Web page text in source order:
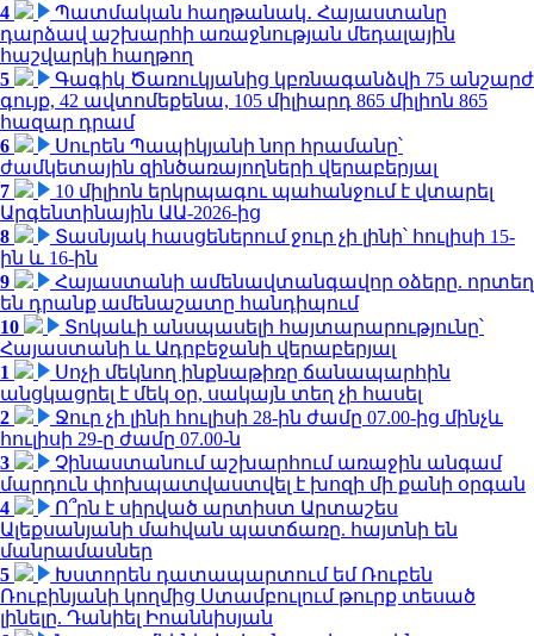
4
Պատմական հաղթանակ․ Հայաստանը
դարձավ աշխարհի առաջնության մեդալային
հաշվարկի հաղթող
5
Գագիկ Ծառուկյանից կբռնագանձվի 75 անշարժ
գույք, 42 ավտոմեքենա, 105 միլիարդ 865 միլիոն 865
հազար դրամ
6
Սուրեն Պապիկյանի նոր հրամանը՝
ժամկետային զինծառայողների վերաբերյալ
7
10 միլիոն երկրպագու պահանջում է վտարել
Արգենտինային ԱԱ-2026-ից
8
Տասնյակ հասցեներում ջուր չի լինի՝ հուլիսի 15-
ին և 16-ին
9
Հայաստանի ամենավտանգավոր օձերը. որտեղ
են դրանք ամենաշատը հանդիպում
10
Տոկաևի անսպասելի հայտարարությունը՝
Հայաստանի և Ադրբեջանի վերաբերյալ
1
Սոչի մեկնող ինքնաթիռը ճանապարհին
անցկացրել է մեկ օր, սակայն տեղ չի հասել
2
Ջուր չի լինի հուլիսի 28-ին ժամը 07.00-ից մինչև
հուլիսի 29-ը ժամը 07.00-ն
3
Չինաստանում աշխարհում առաջին անգամ
մարդուն փոխպատվաստվել է խոզի մի քանի օրգան
4
Ո՞րն է սիրված արտիստ Արտաշես
Ալեքսանյանի մահվան պատճառը. հայտնի են
մանրամասներ
5
Խստորեն դատապարտում եմ Ռուբեն
Ռուբինյանի կողմից Ստամբուլում թուրք տեսած
լինելը. Դանիել Իոաննիսյան